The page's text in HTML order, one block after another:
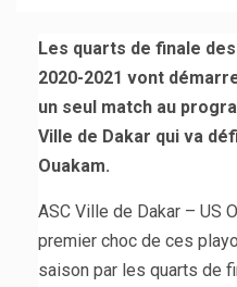
Les quarts de finale
2020-2021 vont
un seul match au
Ville de Dakar qui va
Ouakam.
ASC Ville de Dakar – US
premier choc de ces
saison par les quarts de